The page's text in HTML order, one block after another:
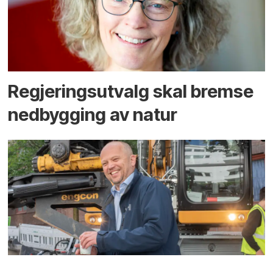
Regjerings­utvalg skal bremse
ned­bygging av natur